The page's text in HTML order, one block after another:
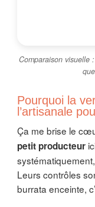
Comparaison visuelle
Pourquoi la
l’artisanale
Ça me brise le
petit producteur
Leurs contrôles
burrata enceinte,